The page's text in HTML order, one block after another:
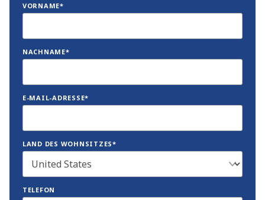
VORNAME*
NACHNAME*
E-MAIL-ADRESSE*
LAND DES WOHNSITZES*
TELEFON